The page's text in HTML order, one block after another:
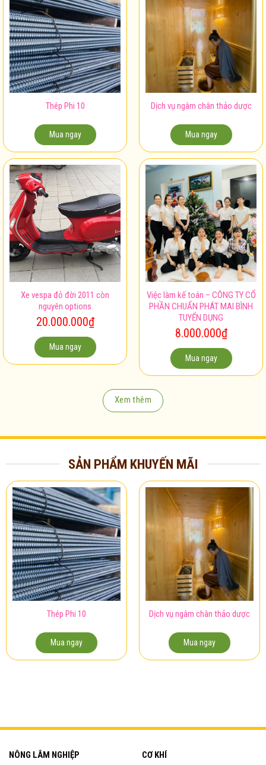
Thép Phi 10
Mua ngay
Dịch vụ ngâm chân thảo dược
Mua ngay
Xe vespa đỏ đời 2011 còn
nguyên options
20.000.000₫
Mua ngay
Việc làm kế toán – CÔNG TY CỔ
PHẦN CHUẨN PHÁT MAI BÌNH
TUYỂN DỤNG
8.000.000₫
Mua ngay
Xem thêm
SẢN PHẨM KHUYẾN MÃI
Thép Phi 10
Mua ngay
Dịch vụ ngâm chân thảo dược
Mua ngay
NÔNG LÂM NGHIỆP CƠ KHÍ